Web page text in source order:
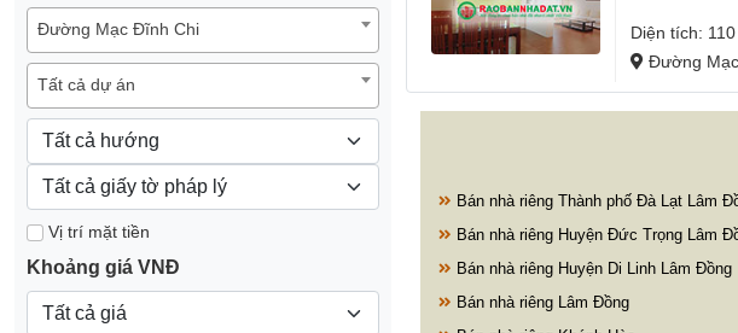
Đường Mạc Đĩnh Chi
Tất cả dự án
Vị trí mặt tiền
Khoảng giá VNĐ
Diện tích:
Đường
Bán nhà riêng Thành phố Đà Lạt Lâm
Bán nhà riêng Huyện Đức Trọng Lâm
Bán nhà riêng Huyện Di Linh Lâm Đồng
Bán nhà riêng Lâm Đồng